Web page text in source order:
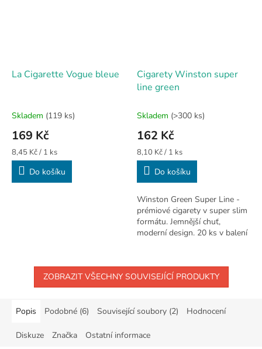
La Cigarette Vogue bleue
Skladem (119 ks)
169 Kč
Měrná
cena:
8,45 Kč / 1 ks
Do košíku
Cigarety Winston super
line green
Skladem (>300 ks)
162 Kč
Měrná
cena:
8,10 Kč / 1 ks
Do košíku
Winston Green Super Line -
prémiové cigarety v super slim
formátu. Jemnější chuť,
moderní design. 20 ks v balení
ZOBRAZIT VŠECHNY SOUVISEJÍCÍ PRODUKTY
Popis Podobné (6) Související soubory (2) Hodnocení
Diskuze Značka Ostatní informace